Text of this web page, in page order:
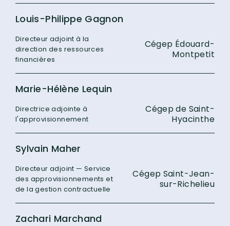
Louis-Philippe Gagnon
Directeur adjoint à la
direction des ressources
financières
Cégep Édouard-
Montpetit
Marie-Hélène Lequin
Directrice adjointe à
l'approvisionnement
Cégep de Saint-
Hyacinthe
Sylvain Maher
Directeur adjoint — Service
des approvisionnements et
de la gestion contractuelle
Cégep Saint-Jean-
sur-Richelieu
Zachari Marchand